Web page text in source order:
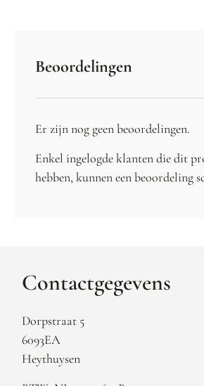
Beoordelingen
Er zijn nog geen beoordelingen.
Enkel ingelogde klanten die dit
hebben, kunnen een beoordeling
Contactgegevens
Dorpstraat 5
6093EA
Heythuysen